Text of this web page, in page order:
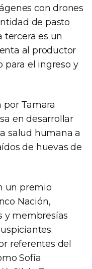
con drones
de pasto
tercera es un
al productor
para el ingreso y
por Tamara
en desarrollar
salud humana a
de huevas de
un premio
Nación,
y membresías
referentes del
Sofía